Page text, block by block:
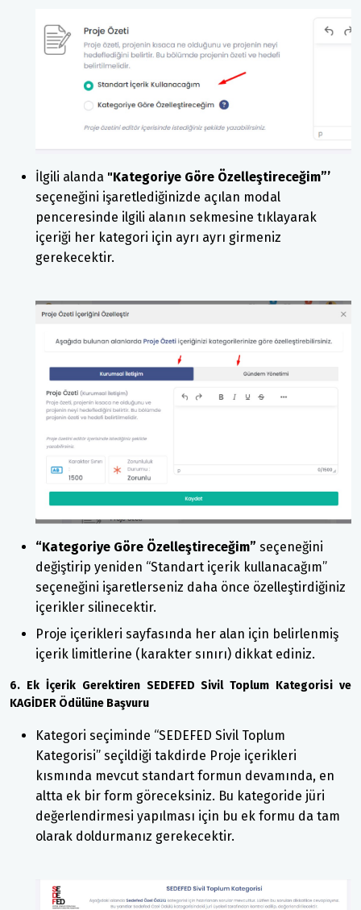
İlgili alanda "Kategoriye Göre Özelleştireceğim”’
seçeneğini işaretlediğinizde açılan modal
penceresinde ilgili alanın sekmesine tıklayarak
içeriği her kategori için ayrı ayrı girmeniz
gerekecektir.
“Kategoriye Göre Özelleştireceğim” seçeneğini
değiştirip yeniden “Standart içerik kullanacağım”
seçeneğini işaretlerseniz daha önce özelleştirdiğiniz
içerikler silinecektir.
Proje içerikleri sayfasında her alan için belirlenmiş
içerik limitlerine (karakter sınırı) dikkat ediniz.
6. Ek İçerik Gerektiren SEDEFED Sivil Toplum Kategorisi ve
KAGİDER Ödülüne Başvuru
Kategori seçiminde “SEDEFED Sivil Toplum
Kategorisi” seçildiği takdirde Proje içerikleri
kısmında mevcut standart formun devamında, en
altta ek bir form göreceksiniz. Bu kategoride jüri
değerlendirmesi yapılması için bu ek formu da tam
olarak doldurmanız gerekecektir.